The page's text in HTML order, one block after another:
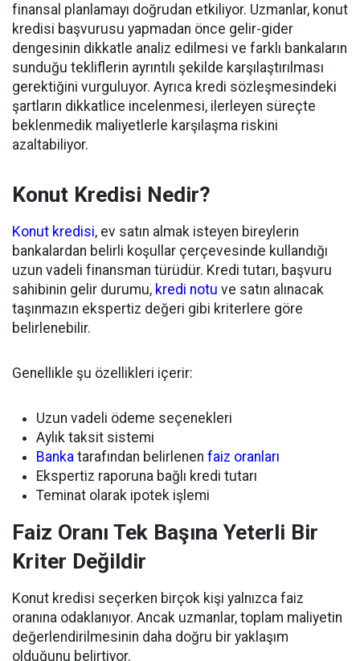
finansal planlamayı doğrudan etkiliyor. Uzmanlar, konut
kredisi başvurusu yapmadan önce gelir-gider
dengesinin dikkatle analiz edilmesi ve farklı bankaların
sunduğu tekliflerin ayrıntılı şekilde karşılaştırılması
gerektiğini vurguluyor. Ayrıca kredi sözleşmesindeki
şartların dikkatlice incelenmesi, ilerleyen süreçte
beklenmedik maliyetlerle karşılaşma riskini
azaltabiliyor.
Konut Kredisi Nedir?
Konut kredisi, ev satın almak isteyen bireylerin
bankalardan belirli koşullar çerçevesinde kullandığı
uzun vadeli finansman türüdür. Kredi tutarı, başvuru
sahibinin gelir durumu, kredi notu ve satın alınacak
taşınmazın ekspertiz değeri gibi kriterlere göre
belirlenebilir.
Genellikle şu özellikleri içerir:
Uzun vadeli ödeme seçenekleri
Aylık taksit sistemi
Banka tarafından belirlenen faiz oranları
Ekspertiz raporuna bağlı kredi tutarı
Teminat olarak ipotek işlemi
Faiz Oranı Tek Başına Yeterli Bir
Kriter Değildir
Konut kredisi seçerken birçok kişi yalnızca faiz
oranına odaklanıyor. Ancak uzmanlar, toplam maliyetin
değerlendirilmesinin daha doğru bir yaklaşım
olduğunu belirtiyor.